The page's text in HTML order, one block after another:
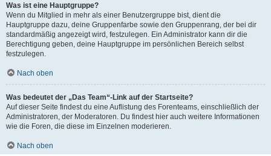
Was ist eine Hauptgruppe?
Wenn du Mitglied in mehr als einer Benutzergruppe bist, dient die
Hauptgruppe dazu, deine Gruppenfarbe sowie den Gruppenrang, der bei dir
standardmäßig angezeigt wird, festzulegen. Ein Administrator kann dir die
Berechtigung geben, deine Hauptgruppe im persönlichen Bereich selbst
festzulegen.
Nach oben
Was bedeutet der „Das Team“-Link auf der Startseite?
Auf dieser Seite findest du eine Auflistung des Forenteams, einschließlich der
Administratoren, der Moderatoren. Du findest hier auch weitere Informationen
wie die Foren, die diese im Einzelnen moderieren.
Nach oben